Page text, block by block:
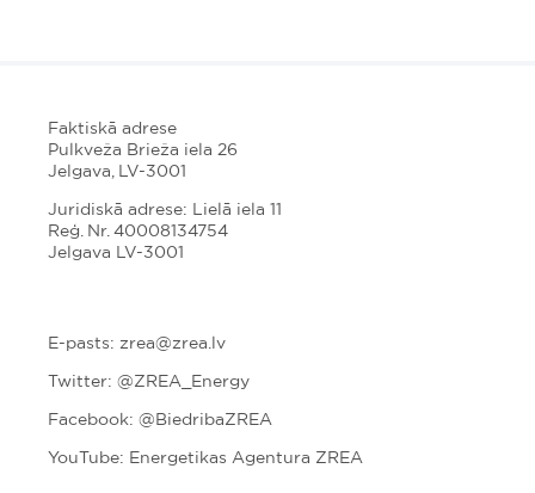
Faktiskā adrese
Pulkveža Brieža iela 26
Jelgava, LV-3001
Juridiskā adrese: Lielā iela 11
Reģ. Nr. 40008134754
Jelgava LV-3001
E-pasts: zrea@zrea.lv
Twitter: @ZREA_Energy
Facebook: @BiedribaZREA
YouTube: Energetikas Agentura ZREA